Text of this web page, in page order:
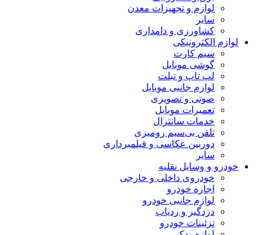
لوازم و تجهیزات معدن
سایر
کشاورزی و دامداری
لوازم الکترونیکی
سیم کارت
گوشی موبایل
لپ تاپ و تبلت
لوازم جانبی موبایل
صوتی و تصویری
تعمیرات موبایل
خدمات سانترال
تلفن بی‌سیم رومیزی
دوربین عکاسی و فیلمبرداری
سایر
خودرو و وسایل نقلیه
خودروی داخلی و خارجی
اجاره خودرو
لوازم جانبی خودرو
دزدگیر و ردیاب
تزئینات خودرو